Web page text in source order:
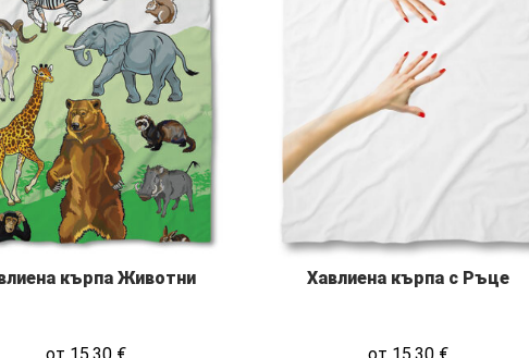
кърпа Животни Хавлиена кърпа с Ръце